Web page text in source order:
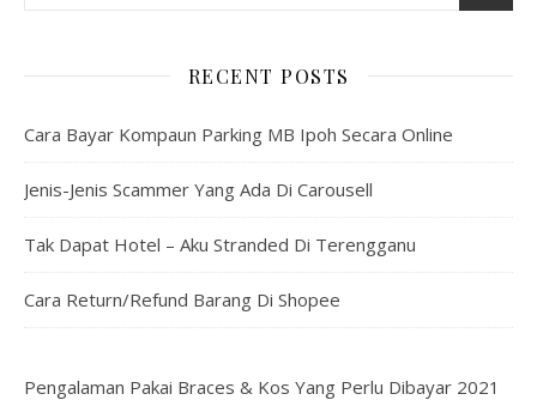
RECENT POSTS
Cara Bayar Kompaun Parking MB Ipoh Secara Online
Jenis-Jenis Scammer Yang Ada Di Carousell
Tak Dapat Hotel – Aku Stranded Di Terengganu
Cara Return/Refund Barang Di Shopee
Pengalaman Pakai Braces & Kos Yang Perlu Dibayar 2021